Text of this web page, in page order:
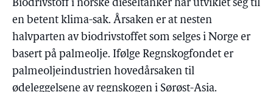
Biodrivstoff i norske dieseltanker har utviklet seg til
en betent klima-sak. Årsaken er at nesten
halvparten av biodrivstoffet som selges i Norge er
basert på palmeolje. Ifølge Regnskogfondet er
palmeoljeindustrien hovedårsaken til
ødeleggelsene av regnskogen i Sørøst-Asia.